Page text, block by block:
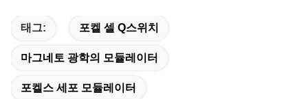
태그: 포켈 셀 Q스위치
마그네토 광학의 모듈레이터
포켈스 세포 모듈레이터